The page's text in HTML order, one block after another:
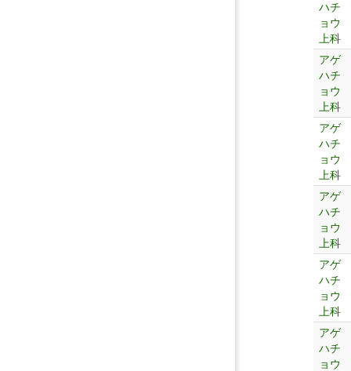
ハチ
ョウ
上科
アゲ
ハチ
ョウ
上科
アゲ
ハチ
ョウ
上科
アゲ
ハチ
ョウ
上科
アゲ
ハチ
ョウ
上科
アゲ
ハチ
ョウ